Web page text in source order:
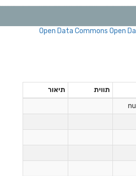
Open Data Commons Open
תווית
תיאור